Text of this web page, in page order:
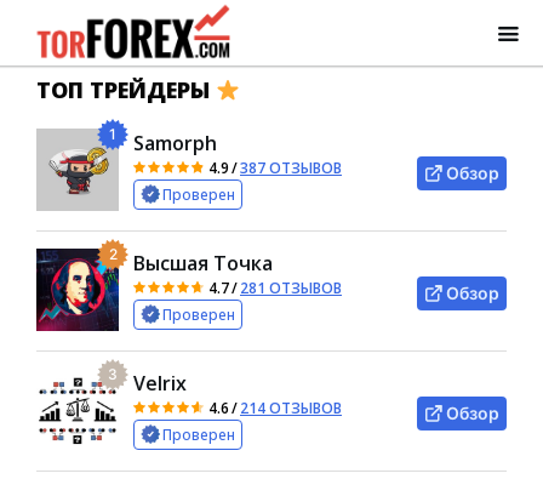
ТОП ТРЕЙДЕРЫ
1 Samorph
4.9/387 ОТЗЫВОВ
Проверен
Обзор
2 Высшая Точка
4.7/281 ОТЗЫВОВ
Проверен
Обзор
3 Velrix
4.6/214 ОТЗЫВОВ
Проверен
Обзор